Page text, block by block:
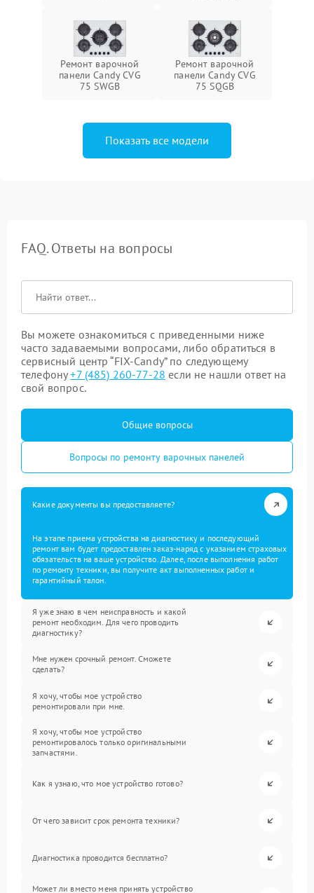
Ремонт варочной
панели Candy CVG
75 SWGB
Ремонт варочной
панели Candy CVG
75 SQGB
Показать все модели
FAQ. Ответы на вопросы
Вы можете ознакомиться с приведенными ниже
часто задаваемыми вопросами, либо обратиться в
сервисный центр “FIX-Candy” по следующему
телефону+7 (485) 260-77-28 если не нашли ответ на
свой вопрос.
Общие вопросы
Вопросы по ремонту варочных панелей
Какие документы вы предоставляете?
На этапе приема устройства на диагностику и последующий
ремонт вам будет предоставлен заказ-наряд с указанием страховых
обязательств на ваше устройство. Далее, после выполнения работ
по ремонту техники, вы получите акт выполненных работ и
гарантийный талон.
Я уже знаю в чем неисправность и какой
ремонт необходим. Для чего проводить
диагностику?
Мне нужен срочный ремонт. Сможете
сделать?
Я хочу, чтобы мое устройство
ремонтировали при мне.
Я хочу, чтобы мое устройство
ремонтировалось только оригинальными
запчастями.
Как я узнаю, что мое устройство готово?
От чего зависит срок ремонта техники?
Диагностика проводится бесплатно?
Может ли вместо меня принять устройство